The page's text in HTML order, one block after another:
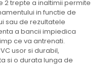
2 trepte a inaltimii permite
in functie de
sau de rezultatele
a bancii impiedica
ce va antrenati.
usor si durabil,
si o durata lunga de